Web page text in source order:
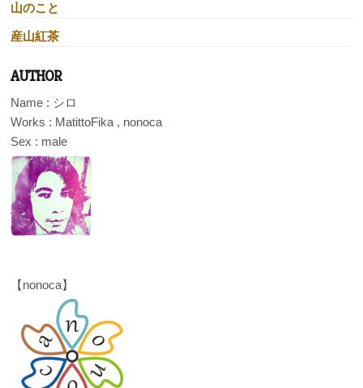
山のこと
産山紅茶
AUTHOR
Name : シロ
Works : MatittoFika , nonoca
Sex : male
【nonoca】